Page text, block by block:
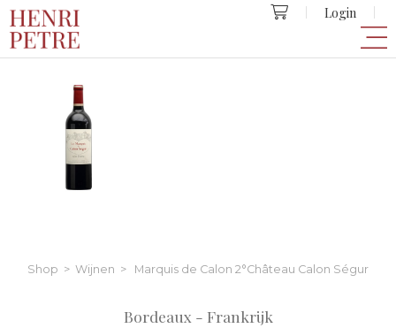
Login
Shop > Wijnen > Marquis de Calon 2°Château Calon Ségur
Bordeaux - Frankrijk